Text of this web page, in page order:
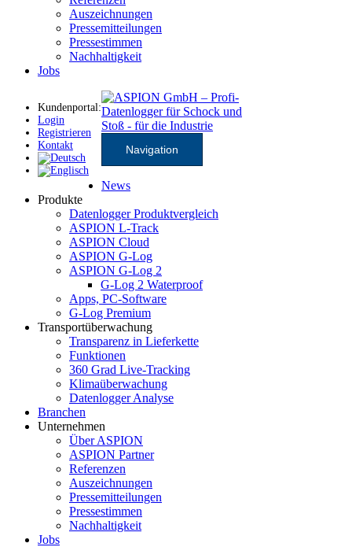
Auszeichnungen
Pressemitteilungen
Pressestimmen
Nachhaltigkeit
Jobs
Kundenportal:
Login
Registrieren
Kontakt
Navigation
News
Produkte
Datenlogger Produktvergleich
ASPION L-Track
ASPION Cloud
ASPION G-Log
ASPION G-Log 2
G-Log 2 Waterproof
Apps, PC-Software
G-Log Premium
Transportüberwachung
Transparenz in Lieferkette
Funktionen
360 Grad Live-Tracking
Klimaüberwachung
Datenlogger Analyse
Branchen
Unternehmen
Über ASPION
ASPION Partner
Referenzen
Auszeichnungen
Pressemitteilungen
Pressestimmen
Nachhaltigkeit
Jobs